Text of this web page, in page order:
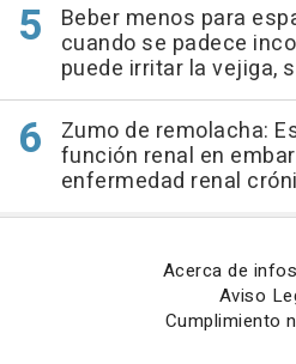
Beber menos para
cuando se padece
puede irritar la vejiga,
Zumo de remolacha:
función renal en
enfermedad renal
Acerca de
Aviso
Cumplimiento